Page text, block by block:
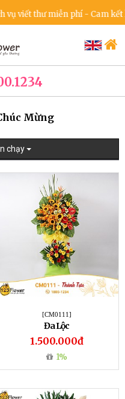
miễn phí - Cam kết
Mừng
chạy
[CM0111]
Đa Lộc
1.500.000đ
1%